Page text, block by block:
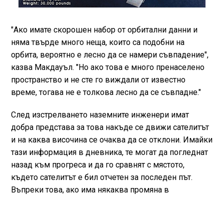
"Ако имате скорошен набор от орбитални данни и
няма твърде много неща, които са подобни на
орбита, вероятно е лесно да се намери съвпадение",
казва Макдауъл. "Но ако това е много пренаселено
пространство и не сте го виждали от известно
време, тогава не е толкова лесно да се съвпадне."
След изстрелването наземните инженери имат
добра представа за това накъде се движи сателитът
и на каква височина се очаква да се отклони. Имайки
тази информация в дневника, те могат да погледнат
назад към прогреса и да го сравнят с мястото,
където сателитът е бил отчетен за последен път.
Въпреки това, ако има някаква промяна в